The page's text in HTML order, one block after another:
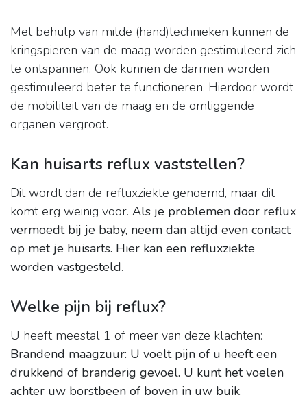
Met behulp van milde (hand)technieken kunnen de
kringspieren van de maag worden gestimuleerd zich
te ontspannen. Ook kunnen de darmen worden
gestimuleerd beter te functioneren. Hierdoor wordt
de mobiliteit van de maag en de omliggende
organen vergroot.
Kan huisarts reflux vaststellen?
Dit wordt dan de refluxziekte genoemd, maar dit
komt erg weinig voor. Als je problemen door reflux
vermoedt bij je baby, neem dan altijd even contact
op met je huisarts. Hier kan een refluxziekte
worden vastgesteld.
Welke pijn bij reflux?
U heeft meestal 1 of meer van deze klachten:
Brandend maagzuur: U voelt pijn of u heeft een
drukkend of branderig gevoel. U kunt het voelen
achter uw borstbeen of boven in uw buik.